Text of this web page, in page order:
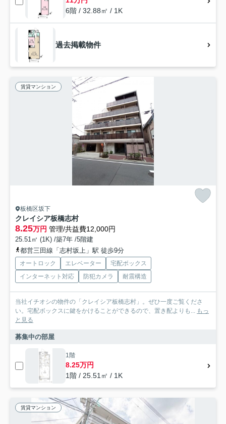
6階 / 32.88㎡ / 1K
過去掲載物件
賃貸マンション
板橋区坂下
クレイシア板橋志村
8.25万円 管理/共益費12,000円
25.51㎡ (1K) /築7年 /5階建
都営三田線「志村坂上」駅 徒歩9分
オートロック エレベーター
宅配ボックス
インターネット対応
防犯カメラ 耐震構造
当社イチオシの物件の「クレイシア板橋志村」。ぜひ一度ご覧くださ
い。宅配ボックスに鍵をかけることができるので、置き配よりも... もっ
と見る
募集中の部屋
1階
8.25万円
1階 / 25.51㎡ / 1K
賃貸マンション